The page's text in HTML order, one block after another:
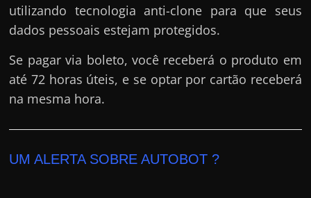
utilizando tecnologia anti-clone para que seus
dados pessoais estejam protegidos.
Se pagar via boleto, você receberá o produto em
até 72 horas úteis, e se optar por cartão receberá
na mesma hora.
UM ALERTA SOBRE AUTOBOT ?